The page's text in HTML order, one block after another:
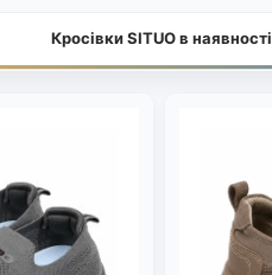
Кросівки SITUO в наявності